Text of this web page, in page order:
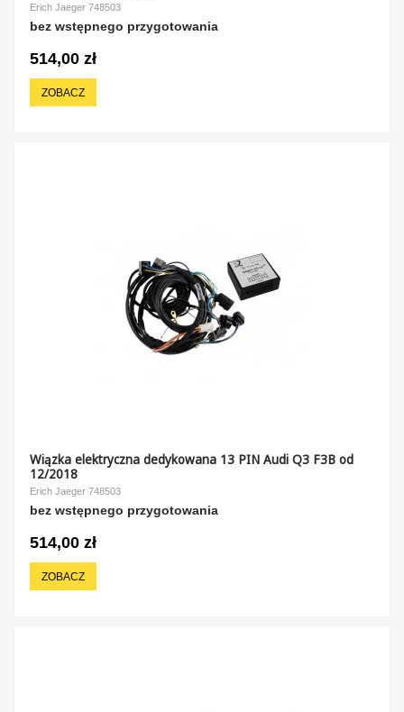
Erich Jaeger 748503
bez wstępnego przygotowania
514,00 zł
ZOBACZ
Wiązka elektryczna dedykowana 13 PIN Audi Q3 F3B od
12/2018
Erich Jaeger 748503
bez wstępnego przygotowania
514,00 zł
ZOBACZ